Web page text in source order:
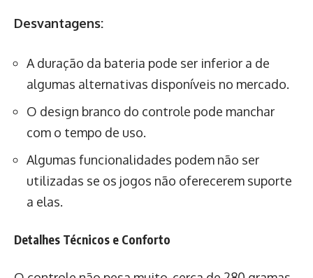
Desvantagens:
A duração da bateria pode ser inferior a de
algumas alternativas disponíveis no mercado.
O design branco do controle pode manchar
com o tempo de uso.
Algumas funcionalidades podem não ser
utilizadas se os jogos não oferecerem suporte
a elas.
Detalhes Técnicos e Conforto